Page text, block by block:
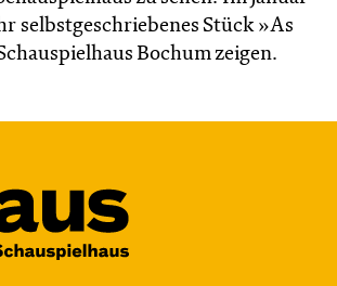
selbstgeschriebenes Stück »As
Bochum zeigen.